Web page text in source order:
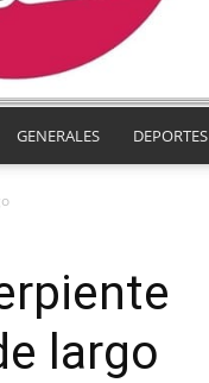
GENERALES DEPORTES
largo